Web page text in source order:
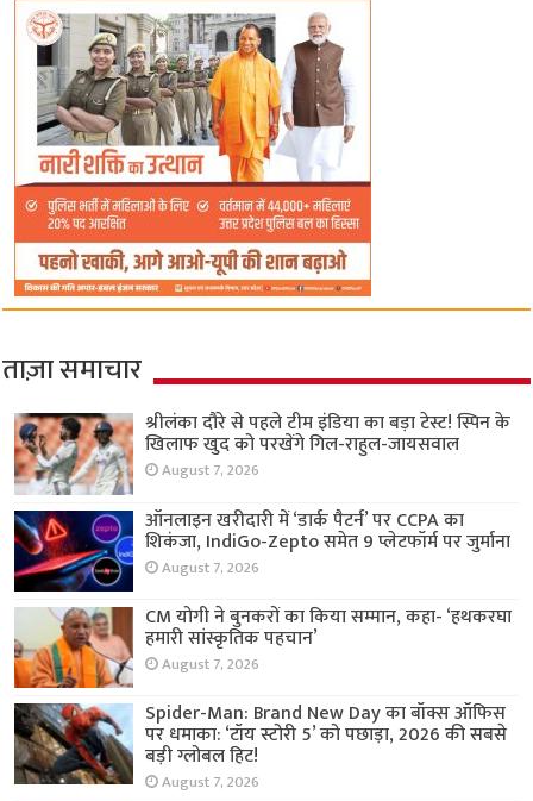
ताज़ा समाचार
श्रीलंका दौरे से पहले टीम इंडिया का बड़ा टेस्ट! स्पिन के
खिलाफ खुद को परखेंगे गिल-राहुल-जायसवाल
August 7, 2026
ऑनलाइन खरीदारी में ‘डार्क पैटर्न’ पर CCPA का
शिकंजा, IndiGo-Zepto समेत 9 प्लेटफॉर्म पर जुर्माना
August 7, 2026
CM योगी ने बुनकरों का किया सम्मान, कहा- ‘हथकरघा
हमारी सांस्कृतिक पहचान’
August 7, 2026
Spider-Man: Brand New Day का बॉक्स ऑफिस
पर धमाका: ‘टॉय स्टोरी 5’ को पछाड़ा, 2026 की सबसे
बड़ी ग्लोबल हिट!
August 7, 2026